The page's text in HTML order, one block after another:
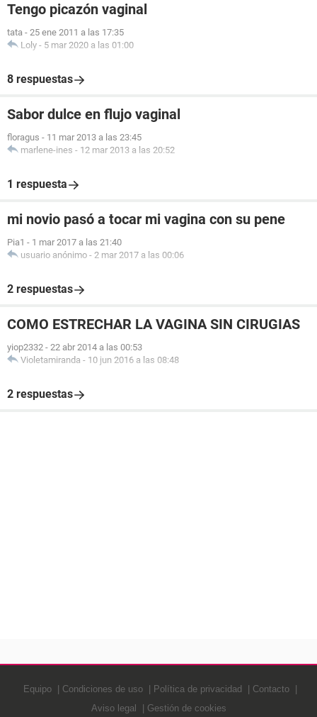
Tengo picazón vaginal
tata - 25 ene 2011 a las 17:35
Loly - 5 mar 2020 a las 01:00
8 respuestas
Sabor dulce en flujo vaginal
floragus - 11 mar 2013 a las 23:45
marlene-ines - 12 mar 2013 a las 20:52
1 respuesta
mi novio pasó a tocar mi vagina con su pene
Pia1 - 1 mar 2017 a las 21:40
usuario anónimo - 2 mar 2017 a las 00:06
2 respuestas
COMO ESTRECHAR LA VAGINA SIN CIRUGIAS
yiop2332 - 22 abr 2014 a las 00:53
Violetamiranda - 10 jun 2016 a las 08:48
2 respuestas
Equipo Condiciones de uso Política de privacidad
Contacto
Aviso legal
Gestión de cookies